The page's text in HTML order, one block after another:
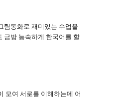
림동화로 재미있는 수업을
금방 능숙하게 한국어를 할
모여 서로를 이해하는데 어